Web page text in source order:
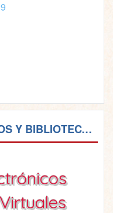
RECURSOS ELECTRÓNICOS Y BIBLIOTECAS VIRTUALES